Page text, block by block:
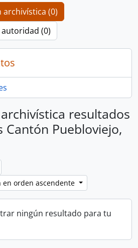
archivística (0)
(0)
resultados
Cantón Puebloviejo,
en orden ascendente
ningún resultado para tu